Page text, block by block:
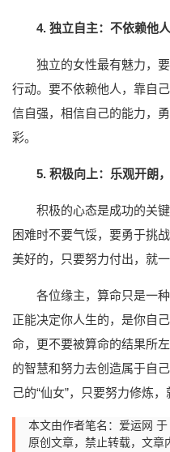
4. 独立自主：不依赖他
独立的女性最有魅力，
行动。要不依赖他人，靠自
信自强，相信自己的能力，
彩。
5. 积极向上：乐观开朗
积极的心态是成功的关
困难时不要气馁，要勇于挑
美好的，只要努力付出，就
各位缘主，算命只是一
正能决定你人生的，是你自
命，更不要被算命的结果所
的智慧和努力去创造属于自
己的“仙女”，只要努力修炼
本文由作者笔名：爱运网
原创文章，禁止转载，文章